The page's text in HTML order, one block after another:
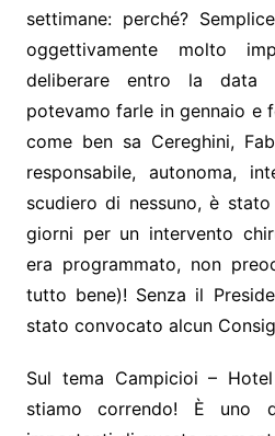
settimane: perché?
oggettivamente molto
deliberare entro la data
potevamo farle in gennaio e
come ben sa Cereghini,
responsabile, autonoma,
scudiero di nessuno, è
giorni per un intervento
era programmato, non
tutto bene)! Senza il
stato convocato alcun
Sul tema Campicioi –
stiamo correndo! È uno